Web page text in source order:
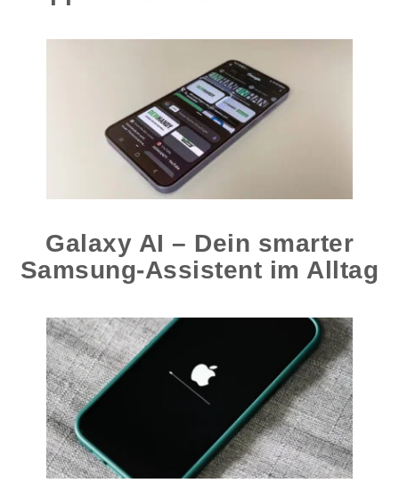
Galaxy AI – Dein smarter
Samsung-Assistent im Alltag